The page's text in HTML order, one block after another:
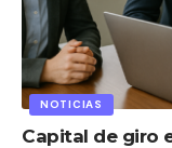
NOTICIAS
Capital de giro